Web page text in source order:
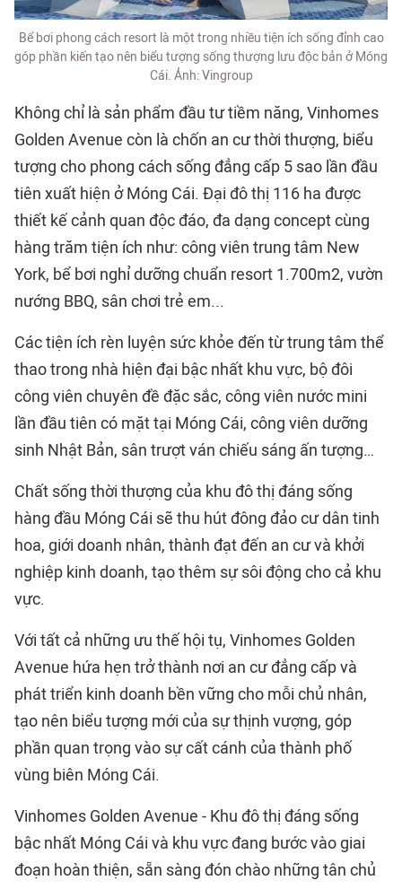
Bể bơi phong cách resort là một trong nhiều tiện ích sống đỉnh cao
góp phần kiến tạo nên biểu tượng sống thượng lưu độc bản ở Móng
Cái. Ảnh: Vingroup
Không chỉ là sản phẩm đầu tư tiềm năng, Vinhomes
Golden Avenue còn là chốn an cư thời thượng, biểu
tượng cho phong cách sống đẳng cấp 5 sao lần đầu
tiên xuất hiện ở Móng Cái. Đại đô thị 116 ha được
thiết kế cảnh quan độc đáo, đa dạng concept cùng
hàng trăm tiện ích như: công viên trung tâm New
York, bể bơi nghỉ dưỡng chuẩn resort 1.700m2, vườn
nướng BBQ, sân chơi trẻ em...
Các tiện ích rèn luyện sức khỏe đến từ trung tâm thể
thao trong nhà hiện đại bậc nhất khu vực, bộ đôi
công viên chuyên đề đặc sắc, công viên nước mini
lần đầu tiên có mặt tại Móng Cái, công viên dưỡng
sinh Nhật Bản, sân trượt ván chiếu sáng ấn tượng…
Chất sống thời thượng của khu đô thị đáng sống
hàng đầu Móng Cái sẽ thu hút đông đảo cư dân tinh
hoa, giới doanh nhân, thành đạt đến an cư và khởi
nghiệp kinh doanh, tạo thêm sự sôi động cho cả khu
vực.
Với tất cả những ưu thế hội tụ, Vinhomes Golden
Avenue hứa hẹn trở thành nơi an cư đẳng cấp và
phát triển kinh doanh bền vững cho mỗi chủ nhân,
tạo nên biểu tượng mới của sự thịnh vượng, góp
phần quan trọng vào sự cất cánh của thành phố
vùng biên Móng Cái.
Vinhomes Golden Avenue - Khu đô thị đáng sống
bậc nhất Móng Cái và khu vực đang bước vào giai
đoạn hoàn thiện, sẵn sàng đón chào những tân chủ